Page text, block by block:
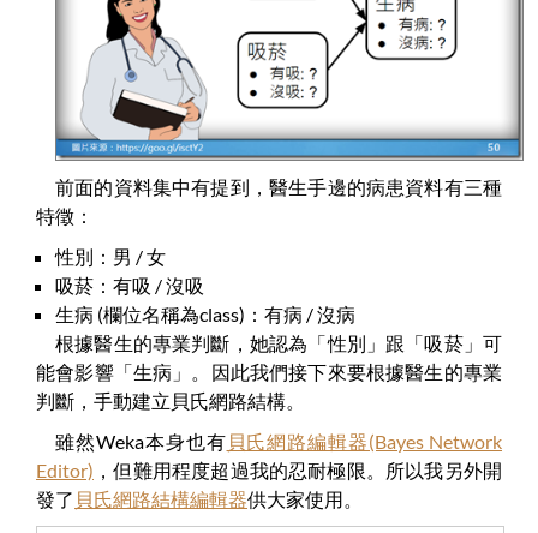
前面的資料集中有提到，醫生手邊的病患資料有三種
特徵：
性別：男 / 女
吸菸：有吸 / 沒吸
生病 (欄位名稱為class)：有病 / 沒病
根據醫生的專業判斷，她認為「性別」跟「吸菸」可
能會影響「生病」。因此我們接下來要根據醫生的專業
判斷，手動建立貝氏網路結構。
雖然Weka本身也有 貝氏網路編輯器(Bayes Network
Editor) ，但難用程度超過我的忍耐極限。所以我另外開
發了 貝氏網路結構編輯器供大家使用。